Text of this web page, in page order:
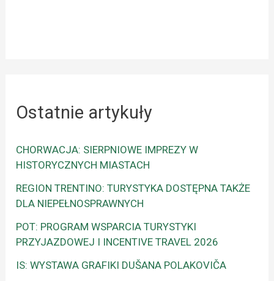
Ostatnie artykuły
CHORWACJA: SIERPNIOWE IMPREZY W
HISTORYCZNYCH MIASTACH
REGION TRENTINO: TURYSTYKA DOSTĘPNA TAKŻE
DLA NIEPEŁNOSPRAWNYCH
POT: PROGRAM WSPARCIA TURYSTYKI
PRZYJAZDOWEJ I INCENTIVE TRAVEL 2026
IS: WYSTAWA GRAFIKI DUŠANA POLAKOVIČA